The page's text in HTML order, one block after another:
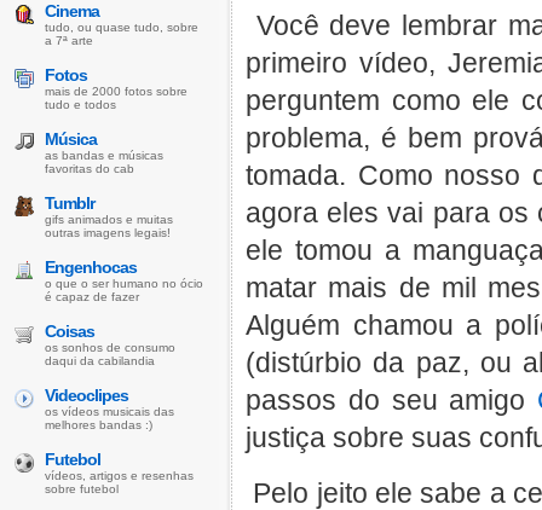
Você deve lembrar
primeiro vídeo,
perguntem como ele
problema, é bem
tomada. Como nosso
agora eles vai para os
ele tomou a
matar mais de mil
Alguém chamou a
(distúrbio da paz, ou
passos do seu amigo
justiça sobre suas
Pelo jeito ele sabe a
Cinema
tudo, ou quase tudo, sobre
a 7ª arte
Fotos
mais de 2000 fotos sobre
tudo e todos
Música
as bandas e músicas
favoritas do cab
Tumblr
gifs animados e muitas
outras imagens legais!
Engenhocas
o que o ser humano no ócio
é capaz de fazer
Coisas
os sonhos de consumo
daqui da cabilandia
Videoclipes
os vídeos musicais das
melhores bandas :)
Futebol
vídeos, artigos e resenhas
sobre futebol